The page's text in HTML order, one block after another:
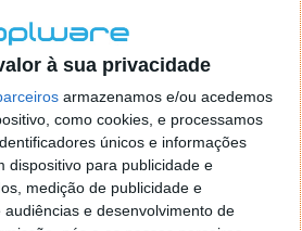
à sua privacidade
armazenamos e/ou acedemos
como cookies, e processamos
únicos e informações
dispositivo para publicidade e
medição de publicidade e
e desenvolvimento de
ou Music Pro.